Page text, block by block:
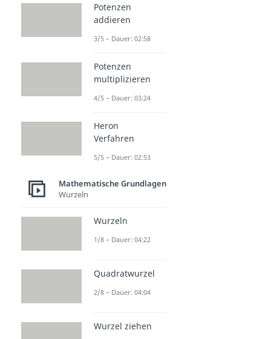
Potenzen
addieren
3/5 – Dauer: 02:58
Potenzen
multiplizieren
4/5 – Dauer: 03:24
Heron
Verfahren
5/5 – Dauer: 02:53
Mathematische Grundlagen
Wurzeln
Wurzeln
1/8 – Dauer: 04:22
Quadratwurzel
2/8 – Dauer: 04:04
Wurzel ziehen